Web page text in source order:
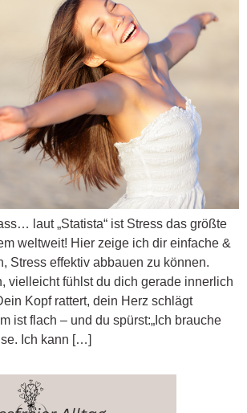
laut „Statista“ ist Stress das größte
weltweit! Hier zeige ich dir einfache &
Stress effektiv abbauen zu können.
vielleicht fühlst du dich gerade innerlich
Kopf rattert, dein Herz schlägt
ist flach – und du spürst:„Ich brauche
Ich kann […]